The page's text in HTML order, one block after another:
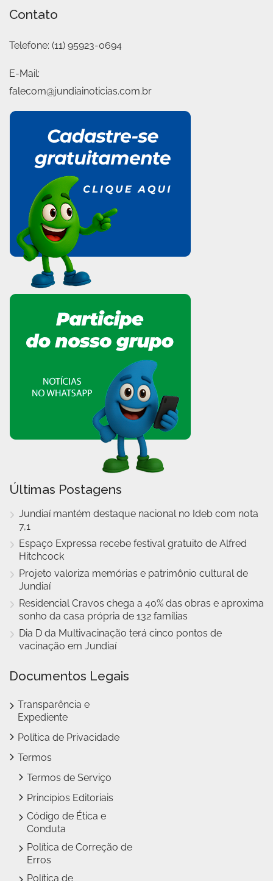
Contato
Telefone: (11) 95923-0694
E-Mail:
falecom@jundiainoticias.com.br
Últimas Postagens
Jundiaí mantém destaque nacional no Ideb com nota
7,1
Espaço Expressa recebe festival gratuito de Alfred
Hitchcock
Projeto valoriza memórias e patrimônio cultural de
Jundiaí
Residencial Cravos chega a 40% das obras e aproxima
sonho da casa própria de 132 famílias
Dia D da Multivacinação terá cinco pontos de
vacinação em Jundiaí
Documentos Legais
Transparência e
Expediente
Política de Privacidade
Termos
Termos de Serviço
Princípios Editoriais
Código de Ética e
Conduta
Política de Correção de
Erros
Política de